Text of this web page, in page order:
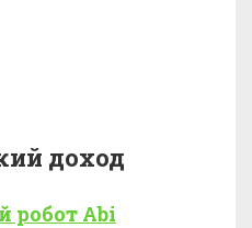
доход
робот Abi